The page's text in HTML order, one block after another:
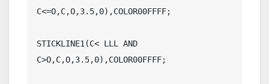
C<=O,C,O,3.5,0),COLOR00FFFF;
STICKLINE1(C< LLL AND
C>O,C,O,3.5,0),COLOR00FFFF;